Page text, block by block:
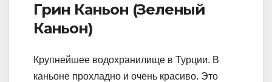
Грин Каньон (Зеленый
Каньон)
Крупнейшее водохранилище в Турции. В
каньоне прохладно и очень красиво. Это